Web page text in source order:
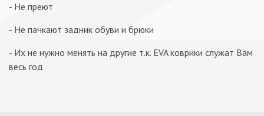
- Не преют
- Не пачкают задник обуви и брюки
- Их не нужно менять на другие т.к. EVA коврики служат Вам
весь год